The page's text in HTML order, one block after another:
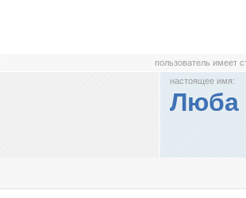
пользователь имеет
настоящее имя:
Люба